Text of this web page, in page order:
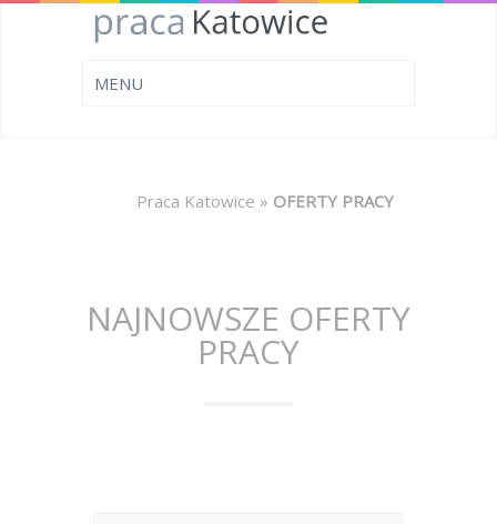
Praca Katowice » OFERTY PRACY
NAJNOWSZE OFERTY
PRACY